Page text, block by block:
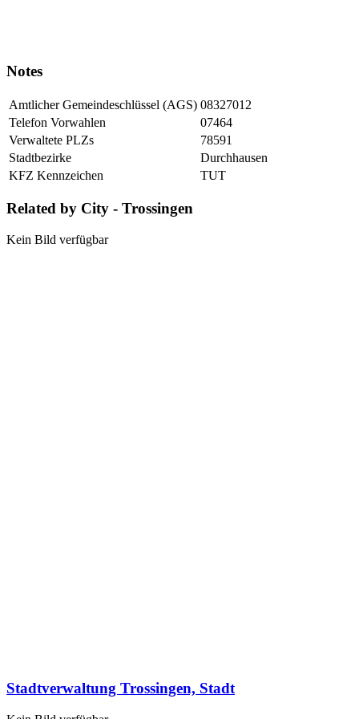
Notes
Amtlicher Gemeindeschlüssel (AGS) 08327012
Telefon Vorwahlen
07464
Verwaltete PLZs
78591
Stadtbezirke
Durchhausen
KFZ Kennzeichen
TUT
Related by City - Trossingen
Kein Bild verfügbar
Stadtverwaltung Trossingen, Stadt